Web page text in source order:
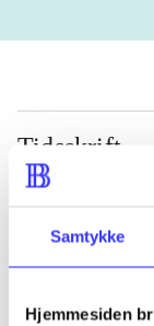
Samtykke
Hjemmesiden
Tidsskrift
Artiklen er en del
Artiklerne i